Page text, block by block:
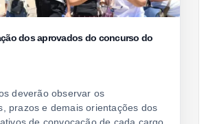
dos aprovados do concurso do
deverão observar os
prazos e demais orientações dos